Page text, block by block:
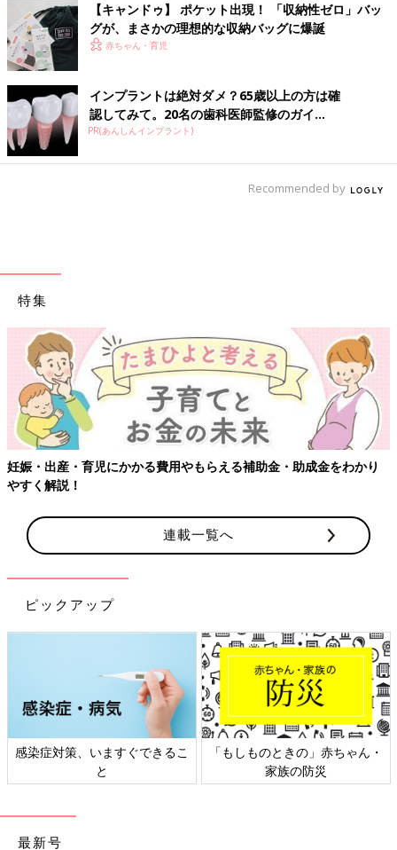
【キャンドゥ】 ポケット出現！ 「収納性ゼロ」バッ
グが、まさかの理想的な収納バッグに爆誕
赤ちゃん・育児
インプラントは絶対ダメ？65歳以上の方は確
認してみて。20名の歯科医師監修のガイ...
PR(あんしんインプラント)
Recommended by
特集
金・助成金をわかり
【ワクチン接種できるものも】妊婦の感染
連載一覧へ
ピックアップ
しものときの」赤ちゃん・
家族の防災
日本外来小児科学会リーフレッ
ト検討会
六
最新号